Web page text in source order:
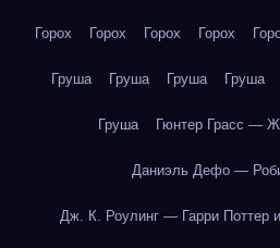
Горох Горох Горох Горох
Груша Груша Груша Груша
Груша Гюнтер Грасс —
Даниэль Дефо —
Дж. К. Роулинг — Гарри Поттер